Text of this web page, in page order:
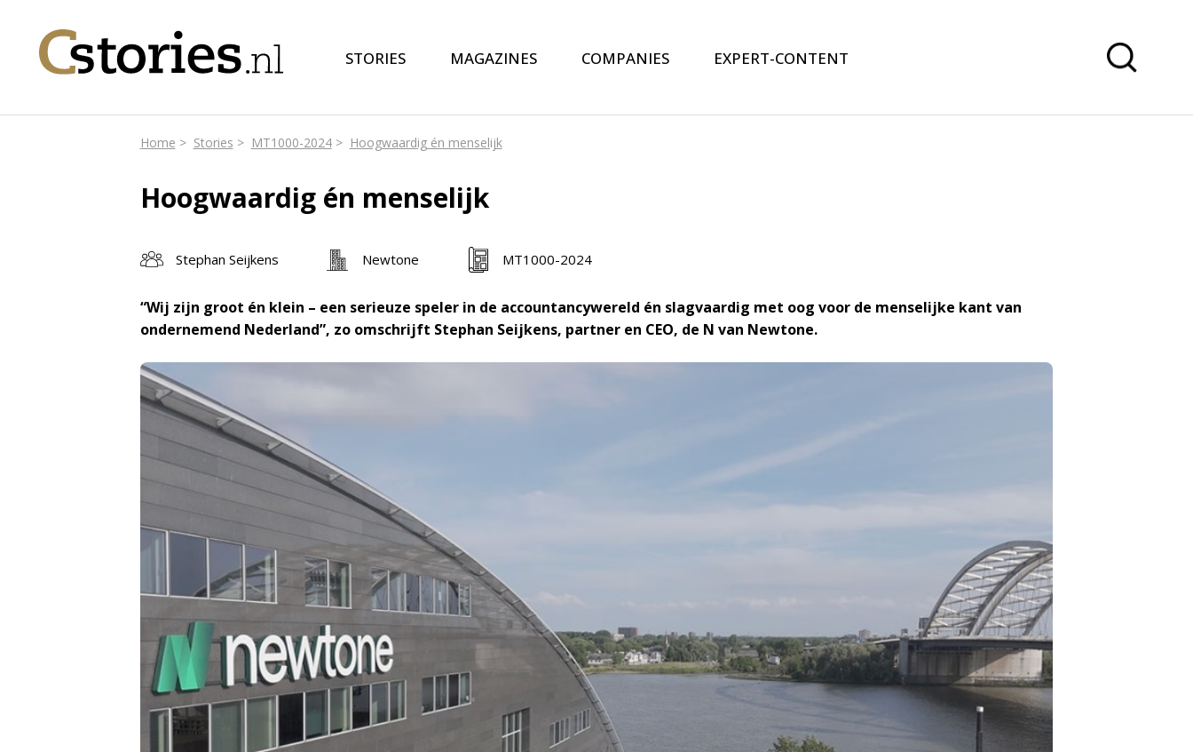
STORIES MAGAZINES COMPANIES EXPERT-CONTENT
Home Stories MT1000-2024 Hoogwaardig én menselijk
Hoogwaardig én menselijk
Stephan Seijkens Newtone MT1000-2024
“Wij zijn groot én klein – een serieuze speler in de accountancywereld én slagvaardig met oog voor de menselijke kant van
ondernemend Nederland”, zo omschrijft Stephan Seijkens, partner en CEO, de N van Newtone.